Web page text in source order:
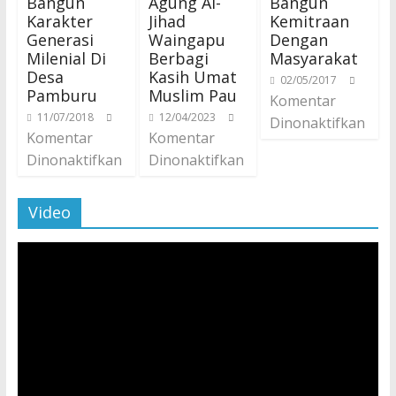
Karakter
Generasi
Milenial Di
Desa
Pamburu
11/07/2018
Komentar
Dinonaktifkan
Jihad
Waingapu
Berbagi
Kasih Umat
Muslim Pau
12/04/2023
Komentar
Dinonaktifkan
Kemitraan
Dengan
Masyarakat
02/05/2017
Komentar
Dinonaktifkan
Video